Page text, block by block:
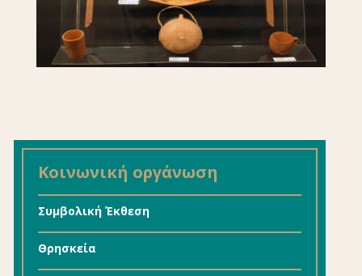
Κοινωνική οργάνωση
Συμβολική Έκθεση
Θρησκεία